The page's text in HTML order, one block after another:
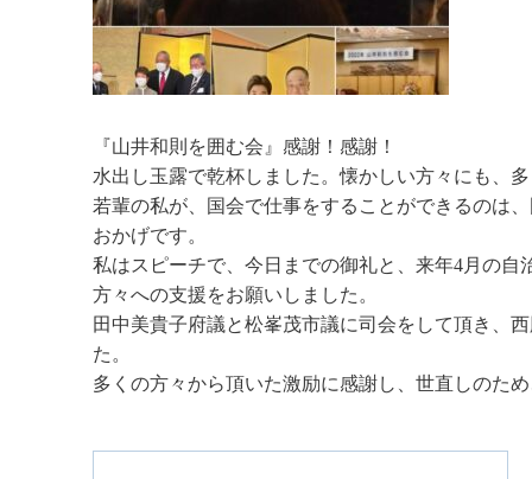
『山井和則を囲む会』感謝！感謝！
水出し玉露で乾杯しました。懐かしい方々にも、
若輩の私が、国会で仕事をすることができるのは
おかげです。
私はスピーチで、今日までの御礼と、来年4月の
方々への支援をお願いしました。
田中美貴子府議と松峯茂市議に司会をして頂き、
た。
多くの方々から頂いた激励に感謝し、世直しのため